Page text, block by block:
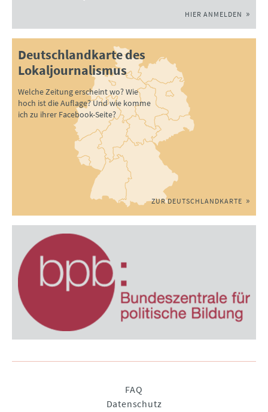
HIER ANMELDEN
Deutschlandkarte des
Lokaljournalismus
Welche Zeitung erscheint wo? Wie
hoch ist die Auflage? Und wie komme
ich zu ihrer Facebook-Seite?
ZUR DEUTSCHLANDKARTE
FAQ
Datenschutz